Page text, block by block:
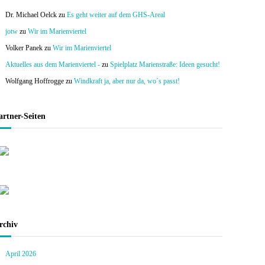
Dr. Michael Oelck zuEs geht weiter auf dem GHS-Areal
jotw zuWir im Marienviertel
Volker Panek zuWir im Marienviertel
Aktuelles aus dem Marienviertel - zuSpielplatz Marienstraße: Ideen gesucht!
Wolfgang Hoffrogge zuWindkraft ja, aber nur da, wo´s passt!
Seiten
April 2026